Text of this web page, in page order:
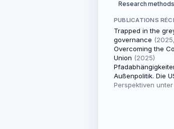
Research methods
PUBLICATIONS
Trapped in the
governance
Overcoming the
Union (2025)
Außenpolitik. Die
Perspektiven